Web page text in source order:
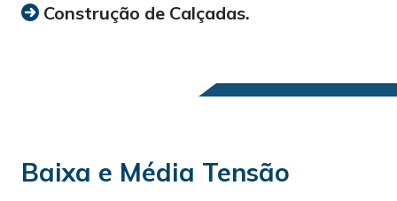
Construção de Calçadas.
Baixa e Média Tensão